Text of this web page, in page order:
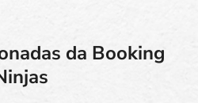
da Booking